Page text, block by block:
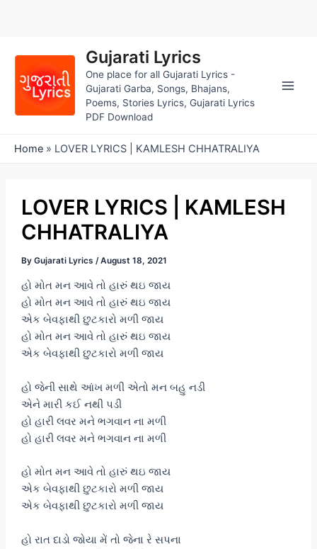
content
Gujarati Lyrics
One place for all Gujarati Lyrics -
Gujarati Garba, Songs, Bhajans,
Poems, Stories Lyrics, Gujarati Lyrics
PDF Download
Home » LOVER LYRICS | KAMLESH CHHATRALIYA
LOVER LYRICS | KAMLESH
CHHATRALIYA
By Gujarati Lyrics /August 18, 2021
હો મોત મન આવે તો હારું થઇ જાય
હો મોત મન આવે તો હારું થઇ જાય
એક બેવફાથી છુટકારો મળી જાય
હો મોત મન આવે તો હારું થઇ જાય
એક બેવફાથી છુટકારો મળી જાય
હો જેની સાથે આંખ મળી એતો મન બહુ નડી
એને મારી કઈ નથી પડી
હો હારી લવર મને ભગવાન ના મળી
હો હારી લવર મને ભગવાન ના મળી
હો મોત મન આવે તો હારું થઇ જાય
એક બેવફાથી છુટકારો મળી જાય
એક બેવફાથી છુટકારો મળી જાય
હો રાત દાડો જોયા મેં તો જેના રે સપના